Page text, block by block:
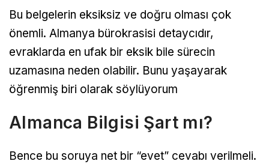
Bu belgelerin eksiksiz ve doğru olması çok
önemli. Almanya bürokrasisi detaycıdır,
evraklarda en ufak bir eksik bile sürecin
uzamasına neden olabilir. Bunu yaşayarak
öğrenmiş biri olarak söylüyorum
Almanca Bilgisi Şart mı?
Bence bu soruya net bir “evet” cevabı verilmeli.